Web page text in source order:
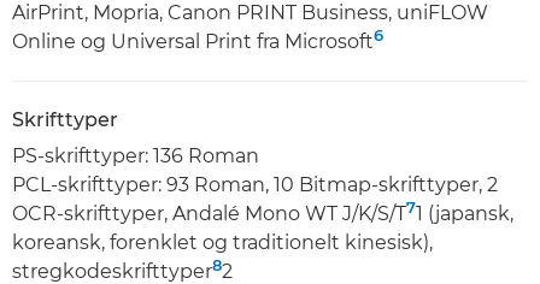
AirPrint, Mopria, Canon PRINT Business, uniFLOW
Online og Universal Print fra Microsoft6
Skrifttyper
PS-skrifttyper: 136 Roman
PCL-skrifttyper: 93 Roman, 10 Bitmap-skrifttyper, 2
OCR-skrifttyper, Andalé Mono WT J/K/S/T71 (japansk,
koreansk, forenklet og traditionelt kinesisk),
stregkodeskrifttyper82